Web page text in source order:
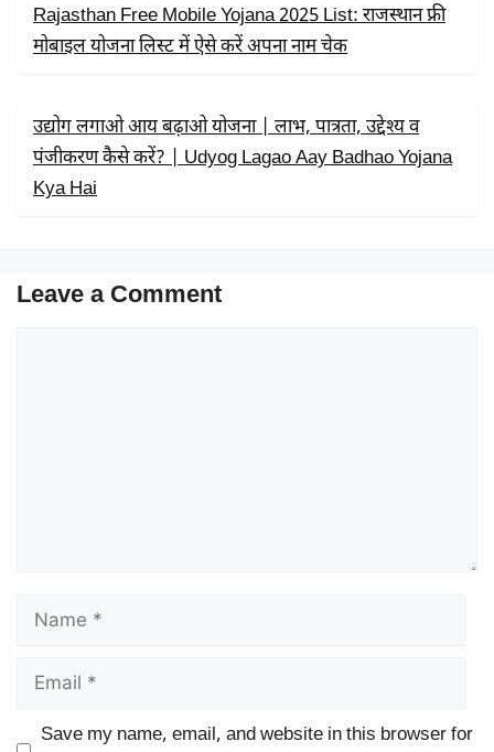
Rajasthan Free Mobile Yojana 2025 List: राजस्थान फ्री
मोबाइल योजना लिस्ट में ऐसे करें अपना नाम चेक
उद्योग लगाओ आय बढ़ाओ योजना | लाभ, पात्रता, उद्देश्य व
पंजीकरण कैसे करें? | Udyog Lagao Aay Badhao Yojana
Kya Hai
Leave a Comment
Name
Email
Save my name, email, and website in this browser for